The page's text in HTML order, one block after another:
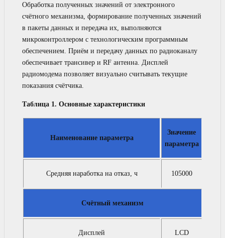
Обработка полученных значений от электронного
счётного механизма, формирование полученных значений
в пакеты данных и передача их, выполняются
микроконтроллером с технологическим программным
обеспечением. Приём и передачу данных по радиоканалу
обеспечивает трансивер и RF антенна. Дисплей
радиомодема позволяет визуально считывать текущие
показания счётчика.
Таблица 1. Основные характеристики
Наименование параметра
Значение
параметра
Средняя наработка на отказ, ч 105000
Счётный механизм
Дисплей LCD